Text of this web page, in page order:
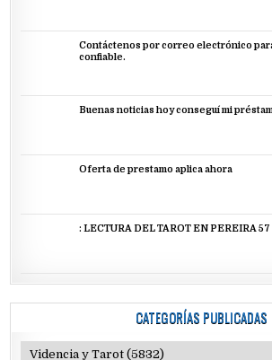
Contáctenos por correo electrónico
confiable.
Buenas noticias hoy conseguí mi
Oferta de prestamo aplica ahora
: LECTURA DEL TAROT EN PEREIRA 57
CATEGORÍAS PUBLICADAS